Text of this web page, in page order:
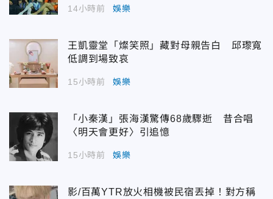
14小時前 娛樂
王凱靈堂「燦笑照」藏對母親告白 邱瓈寬
低調到場致哀
15小時前 娛樂
「小秦漢」張海漢驚傳68歲驟逝 昔合唱
〈明天會更好〉引追憶
15小時前 娛樂
影/百萬YTR放火相機被民宿丟掉！對方稱